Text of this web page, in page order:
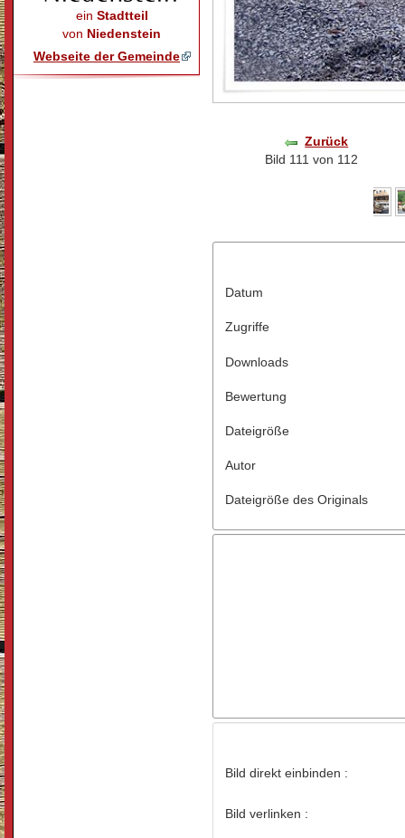
ein Stadtteil
von Niedenstein
Webseite der Gemeinde
Zurück
Bild 111 von 112
Datum
Zugriffe
Downloads
Bewertung
Dateigröße
Autor
Dateigröße des Originals
Bild direkt einbinden :
Bild verlinken :